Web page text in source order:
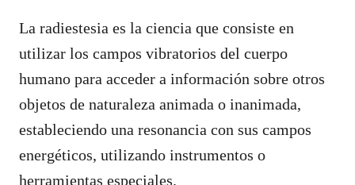
La radiestesia es la ciencia que consiste en
utilizar los campos vibratorios del cuerpo
humano para acceder a información sobre otros
objetos de naturaleza animada o inanimada,
estableciendo una resonancia con sus campos
energéticos, utilizando instrumentos o
herramientas especiales.